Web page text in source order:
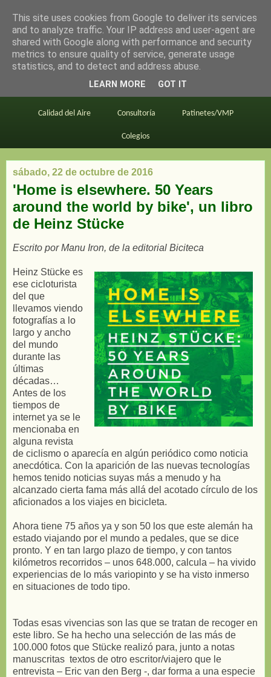
en bici por madrid
Este blog BiciMAD Primeros consejos
Calidad del Aire Consultoría Patinetes/VMP
Colegios
sábado, 22 de octubre de 2016
'Home is elsewhere. 50 Years
around the world by bike', un libro
de Heinz Stücke
Escrito por Manu Iron, de la editorial Biciteca
Heinz Stücke es
ese cicloturista
del que
llevamos viendo
fotografías a lo
largo y ancho
del mundo
durante las
últimas
décadas…
Antes de los
tiempos de
internet ya se le
mencionaba en
alguna revista
de ciclismo o aparecía en algún periódico como noticia
anecdótica. Con la aparición de las nuevas tecnologías
hemos tenido noticias suyas más a menudo y ha
alcanzado cierta fama más allá del acotado círculo de los
aficionados a los viajes en bicicleta.
Ahora tiene 75 años ya y son 50 los que este alemán ha
estado viajando por el mundo a pedales, que se dice
pronto. Y en tan largo plazo de tiempo, y con tantos
kilómetros recorridos – unos 648.000, calcula – ha vivido
experiencias de lo más variopinto y se ha visto inmerso
en situaciones de todo tipo.
Todas esas vivencias son las que se tratan de recoger en
este libro. Se ha hecho una selección de las más de
100.000 fotos que Stücke realizó para, junto a notas
manuscritas textos de otro escritor/viajero que le
entrevista – Eric van den Berg -, dar forma a una especie
This site uses cookies from Google to deliver its services
and to analyze traffic. Your IP address and user-agent are
shared with Google along with performance and security
metrics to ensure quality of service, generate usage
statistics, and to detect and address abuse.
LEARN MORE GOT IT